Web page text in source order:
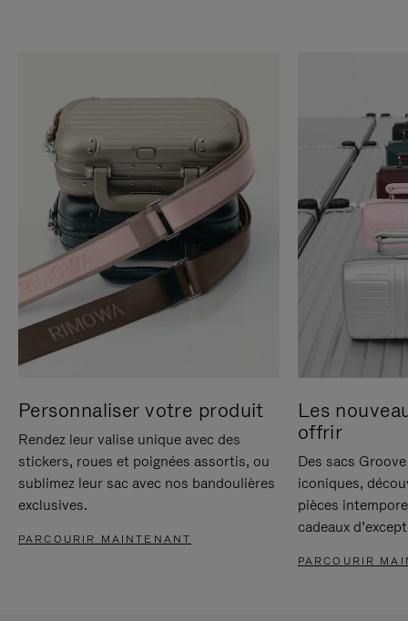
Personnaliser votre produit
Rendez leur valise unique avec des
stickers, roues et poignées assortis, ou
sublimez leur sac avec nos bandoulières
exclusives.
PARCOURIR MAINTENANT
Les
offrir
Des sacs
iconiques,
pièces
cadeaux
PARCOURIR